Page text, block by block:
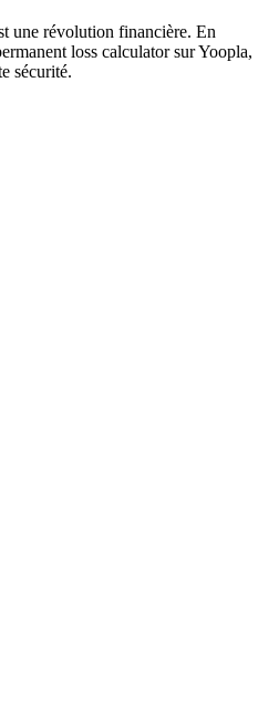
une révolution financière. En
loss calculator sur Yoopla,
sécurité.